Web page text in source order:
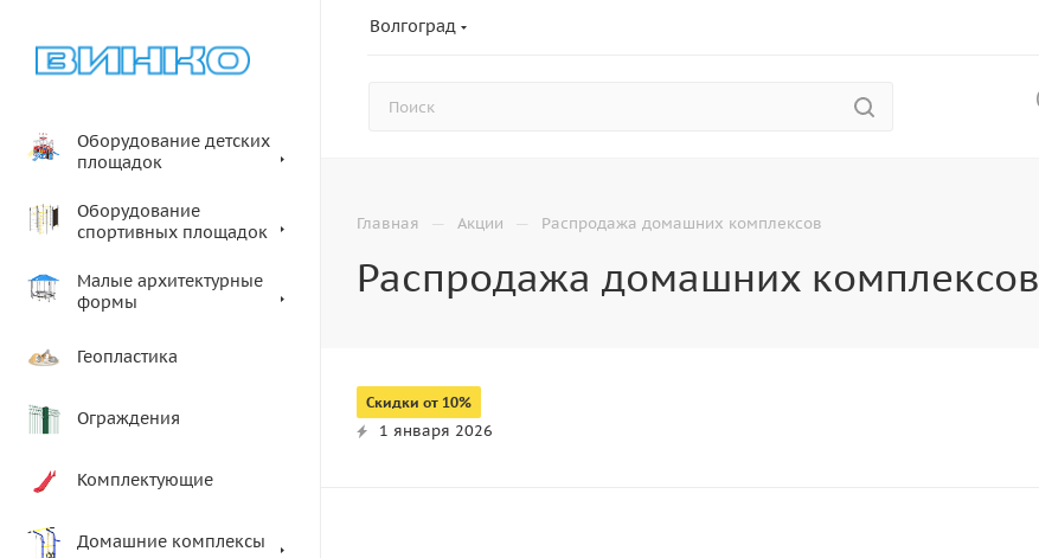
Волгоград
Оборудование детских
площадок
Оборудование
спортивных площадок
Малые архитектурные
формы
Геопластика
Ограждения
Комплектующие
Домашние комплексы
Главная — Акции — Распродажа домашних комплексов
Распродажа домашних комплексов
Скидки от 10%
1 января 2026